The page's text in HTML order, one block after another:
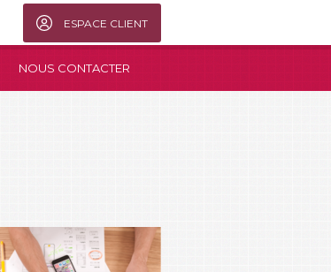
ESPACE CLIENT
NOUS CONTACTER